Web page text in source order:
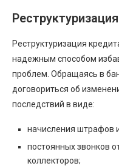
Реструктуризация
Реструктуризация
надежным способом
проблем. Обращаясь в
договориться об
последствий в виде:
начисления штрафов
постоянных звонков
коллекторов;